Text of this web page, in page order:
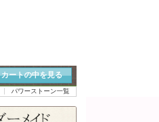
カートの中を見る
パワーストーン一覧